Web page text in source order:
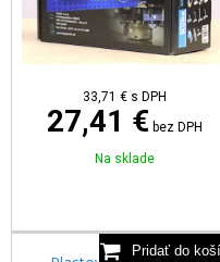
33,71 € s DPH
27,41 € bez DPH
Na sklade